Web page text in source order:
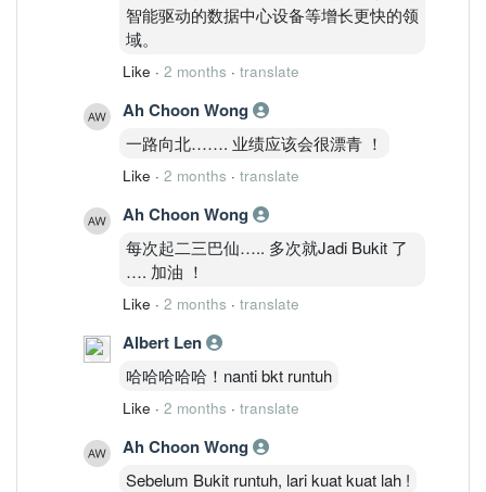
智能驱动的数据中心设备等增长更快的领
域。
Like · 2 months · translate
Ah Choon Wong
一路向北……. 业绩应该会很漂青 ！
Like · 2 months · translate
Ah Choon Wong
每次起二三巴仙….. 多次就Jadi Bukit 了
…. 加油 ！
Like · 2 months · translate
Albert Len
哈哈哈哈哈！nanti bkt runtuh
Like · 2 months · translate
Ah Choon Wong
Sebelum Bukit runtuh, lari kuat kuat lah !